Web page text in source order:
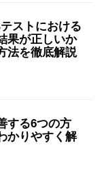
ストにおける
果が正しいか
法を徹底解説
する6つの方
かりやすく解